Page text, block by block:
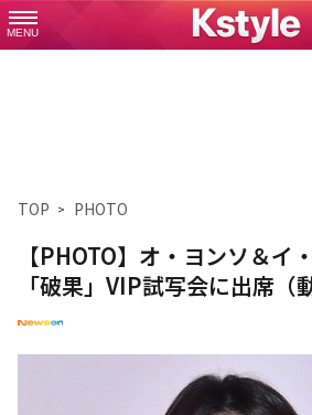
MENU
TOP PHOTO
【PHOTO】オ・ヨンソ＆イ
「破果」VIP試写会に出席（